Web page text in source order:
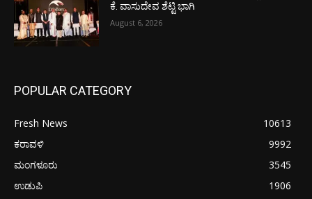
ಕೆ. ವಾಸುದೇವ ಶೆಟ್ಟಿ ಭಾಗಿ
August 6, 2026
POPULAR CATEGORY
Fresh News
10613
ಕರಾವಳಿ
9992
ಮಂಗಳೂರು
3545
ಉಡುಪಿ
1906